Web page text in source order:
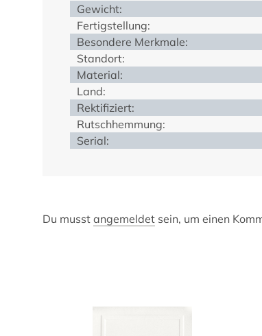
Gewicht:
Fertigstellung:
Besondere Merkmale:
Standort:
Material:
Land:
Rektifiziert:
Rutschhemmung:
Serial:
Du musst angemeldet sein, um einen